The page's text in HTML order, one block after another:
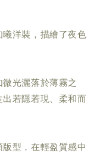
洋裝，描繪了夜色
光灑落於薄霧之
若隱若現、柔和而
型，在輕盈質感中